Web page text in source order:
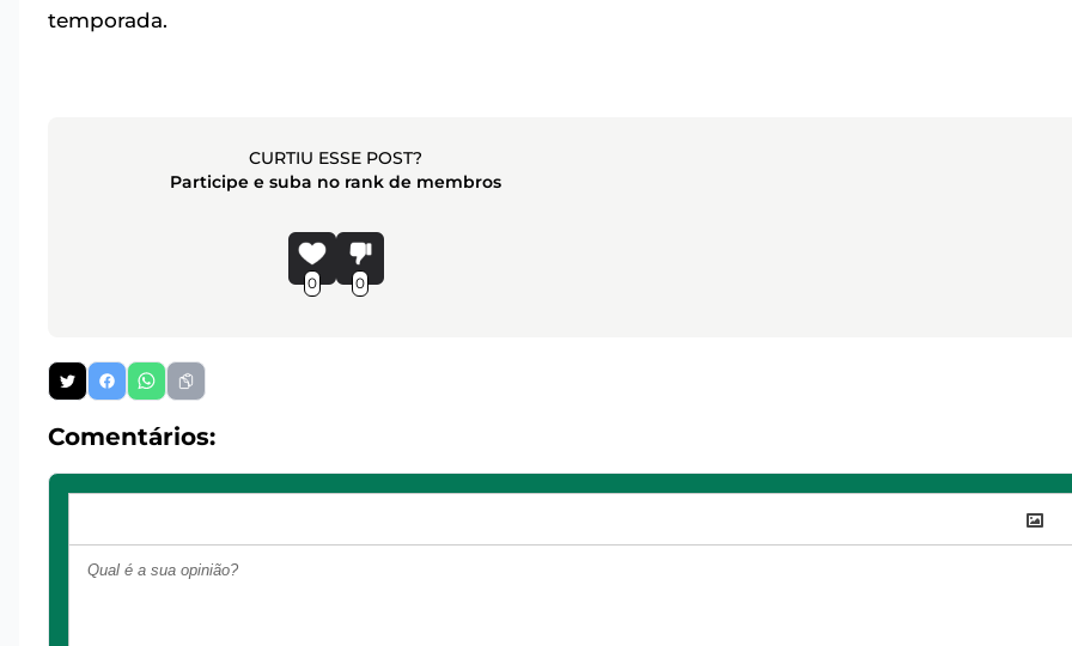
temporada.
CURTIU ESSE POST?
Participe e suba no rank de membros
0 0
Comentários: